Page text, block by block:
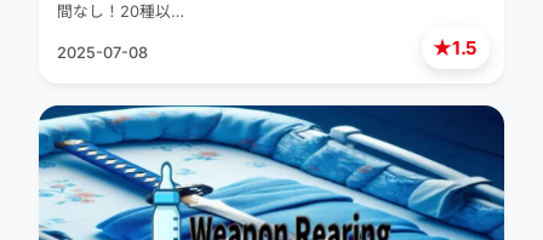
★1.5
間なし！20種以…
2025-07-08